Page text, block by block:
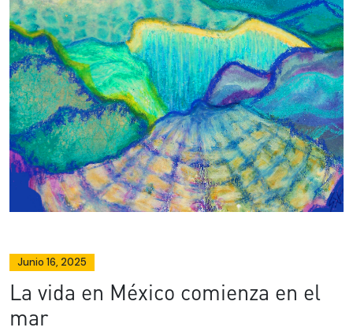
Junio 16, 2025
La vida en México comienza en el
mar